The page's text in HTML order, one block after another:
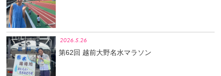
2026.5.26
第62回 越前大野名水マラソン